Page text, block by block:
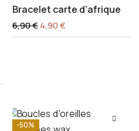
Bracelet carte d’afrique
6,90€ Le
prix
4,90€Le
-50%